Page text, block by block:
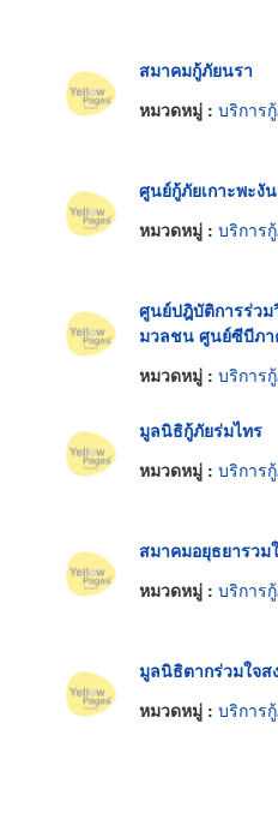
สมาคมกู้ภัยนรา
หมวดหมู่ : บริการ
ศูนย์กู้ภัยเกาะพะงัน
หมวดหมู่ : บริการ
ศูนย์ปฎิบัติการร่ว
มวลชน ศูนย์ซีบีภา
หมวดหมู่ : บริการ
มูลนิธิกู้ภัยร่มไทร
หมวดหมู่ : บริการ
สมาคมอยุธยารวม
หมวดหมู่ : บริการ
มูลนิธิตากร่วมใจส
หมวดหมู่ : บริการ